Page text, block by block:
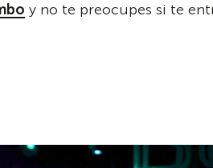
y no te preocupes si te